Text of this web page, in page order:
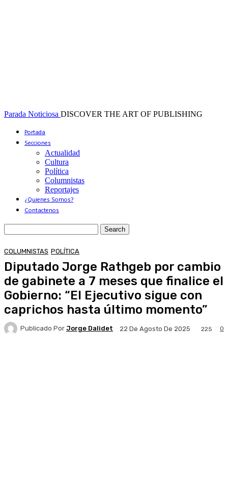
Parada Noticiosa DISCOVER THE ART OF PUBLISHING
Portada
Secciones
Actualidad
Cultura
Política
Columnistas
Reportajes
¿Quienes Somos?
Contactenos
COLUMNISTAS POLÍTICA
Diputado Jorge Rathgeb por cambio
de gabinete a 7 meses que finalice el
Gobierno: “El Ejecutivo sigue con
caprichos hasta último momento”
Publicado Por Jorge Dalidet 22 De Agosto De 2025 0
225